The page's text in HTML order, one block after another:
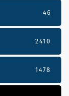
46
2410
1478